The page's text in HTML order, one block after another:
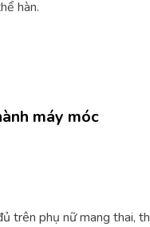
hàn.
máy móc
trên phụ nữ mang thai,